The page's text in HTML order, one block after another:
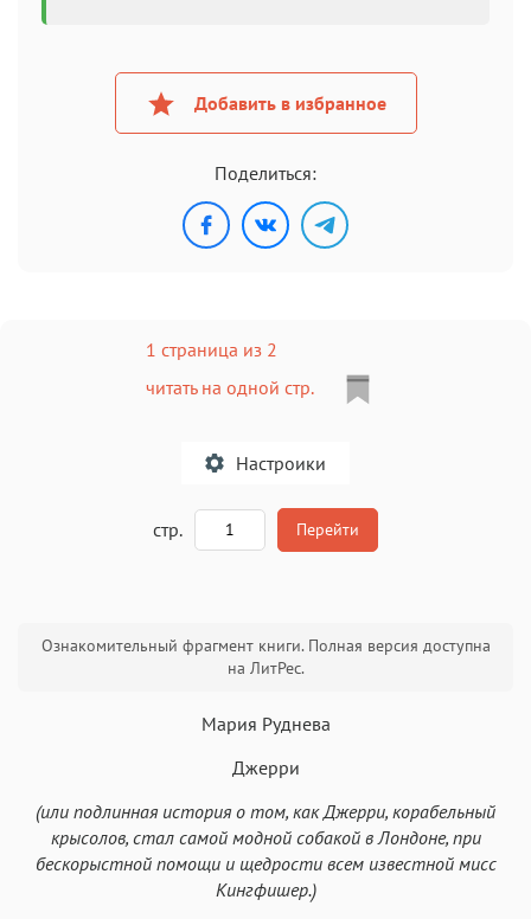
Добавить в избранное
Поделиться:
1 страница из 2
читать на одной стр.
Настроики
Аа
Roboto Garamond
Аа
Fira Sans
Аа
Times
Аа Аа
San Francisco Аа
SF Serif Аа
стр. Перейти
Ознакомительный фрагмент книги. Полная версия доступна
на ЛитРес.
Мария Руднева
Джерри
(или подлинная история о том, как Джерри, корабельный
крысолов, стал самой модной собакой в Лондоне, при
бескорыстной помощи и щедрости всем известной мисс
Кингфишер.)